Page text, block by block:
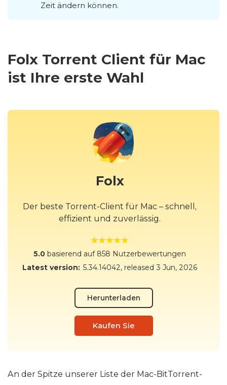
Zeit ändern können.
Folx Torrent Client für Mac
ist Ihre erste Wahl
Folx
Der beste Torrent-Client für Mac – schnell,
effizient und zuverlässig.
5.0 basierend auf 858 Nutzerbewertungen
Latest version: 5.34.14042, released 3 Jun, 2026
Herunterladen
Kaufen Sie
An der Spitze unserer Liste der Mac-BitTorrent-